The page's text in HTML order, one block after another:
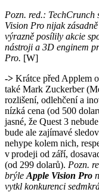
Pozn. red.: TechCrunch
Vision Pro nijak
výrazně posílily akcie
nástroji a 3D enginem
Pro. [W]
-> Krátce před Applem
také Mark Zuckerber
rozlišení, odlehčení a
nízká cena (od 500
jasné, že Quest 3
bude ale zajímavé
nehype kolem nich,
v prodeji od září,
(od 299 dolarů). Pozn.
brýle Apple Vision Pro
vytkl konkurenci